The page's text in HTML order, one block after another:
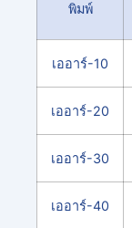
พิมพ์
เออาร์-10
เออาร์-20
เออาร์-30
เออาร์-40